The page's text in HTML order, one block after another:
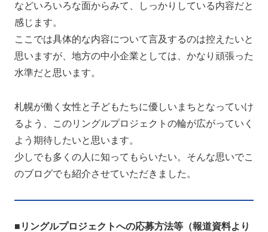
などいろいろな面からみて、しっかりしている内容だと
感じます。
ここでは具体的な内容について言及するのは控えたいと
思いますが、地方の中小企業としては、かなり頑張った
水準だと思います。
札幌が働く女性と子どもたちに優しいまちとなっていけ
るよう、このリングルプロジェクトの輪が広がっていく
よう期待したいと思います。
少しでも多くの人に知ってもらいたい。そんな思いでこ
のブログでも紹介させていただきました。
■リングルプロジェクトへの応募方法等（報道資料より